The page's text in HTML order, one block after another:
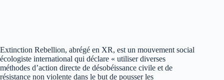
Extinction Rebellion, abrégé en XR, est un mouvement social
écologiste international qui déclare « utiliser diverses
méthodes d’action directe de désobéissance civile et de
résistance non violente dans le but de pousser les